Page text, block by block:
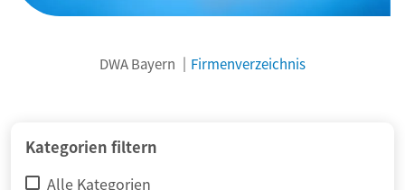
DWA Bayern Firmenverzeichnis
Kategorien filtern
Alle Kategorien